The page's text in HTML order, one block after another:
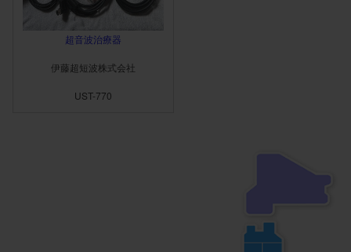
超音波治療器
伊藤超短波株式会社
UST-770